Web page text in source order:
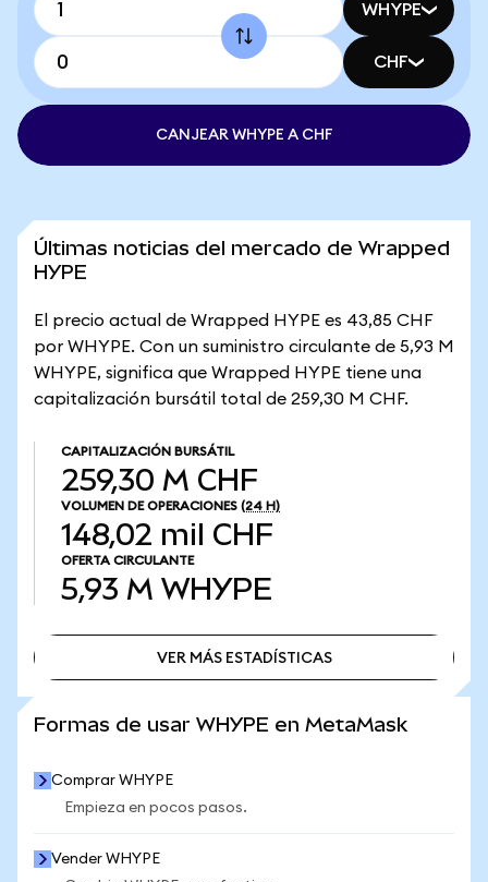
WHYPE
CHF
CANJEAR WHYPE A CHF
Últimas noticias del mercado de Wrapped
HYPE
El precio actual de Wrapped HYPE es 43,85 CHF
por WHYPE. Con un suministro circulante de 5,93 M
WHYPE, significa que Wrapped HYPE tiene una
capitalización bursátil total de 259,30 M CHF.
CAPITALIZACIÓN BURSÁTIL
259,30 M CHF
VOLUMEN DE OPERACIONES (24 H)
148,02 mil CHF
OFERTA CIRCULANTE
5,93 M WHYPE
VER MÁS ESTADÍSTICAS
Formas de usar WHYPE en MetaMask
Comprar WHYPE
Empieza en pocos pasos.
Vender WHYPE